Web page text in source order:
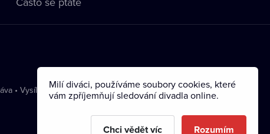
• Vysílání
Milí diváci, používáme soubory cookies, které
vám zpříjemňují sledování divadla online.
Chci vědět víc Rozumím